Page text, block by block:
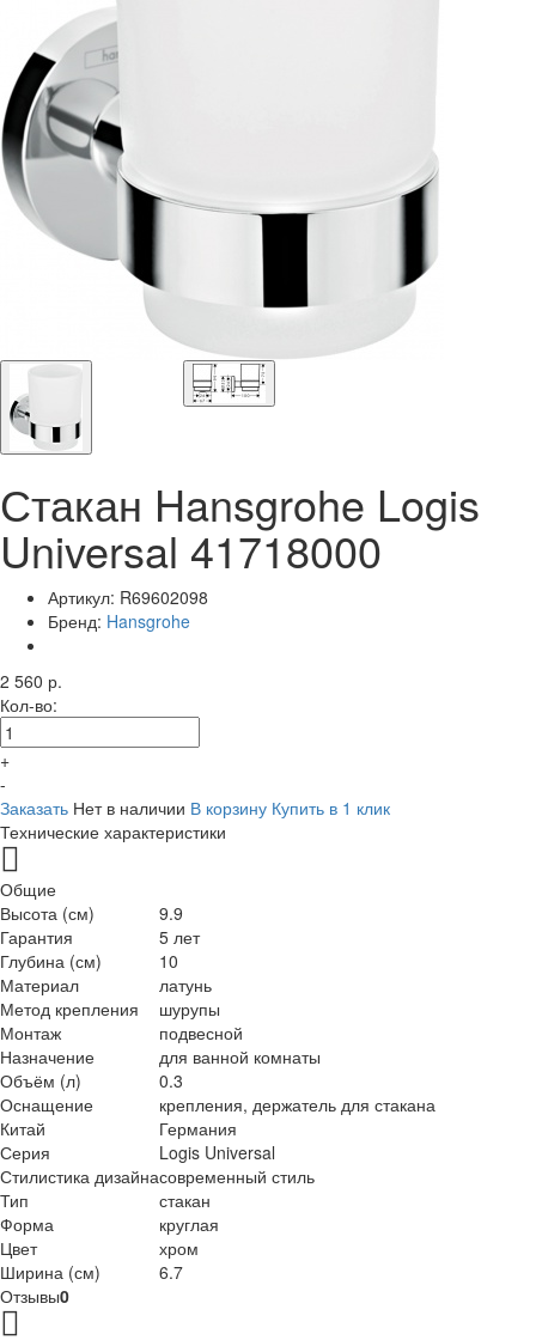
Стакан Hansgrohe Logis
Universal 41718000
Артикул: R69602098
Бренд: Hansgrohe
2 560 р.
Кол-во:
+
-
Заказать Нет в наличии В корзину Купить в 1 клик
Технические характеристики
Общие
Высота (см)
9.9
Гарантия
5 лет
Глубина (см)
10
Материал
латунь
Метод крепления
шурупы
Монтаж
подвесной
Назначение
для ванной комнаты
Объём (л)
0.3
Оснащение
крепления, держатель для стакана
Китай
Германия
Серия
Logis Universal
Стилистика дизайнасовременный стиль
Тип
стакан
Форма
круглая
Цвет
хром
Ширина (см)
6.7
Отзывы0